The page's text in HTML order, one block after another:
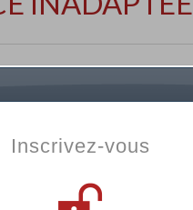
Inscrivez-vous